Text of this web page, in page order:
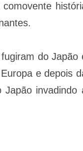
do Japão
e depois
invadindo